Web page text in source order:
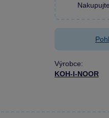
Výrobce:
KOH-I-NOOR